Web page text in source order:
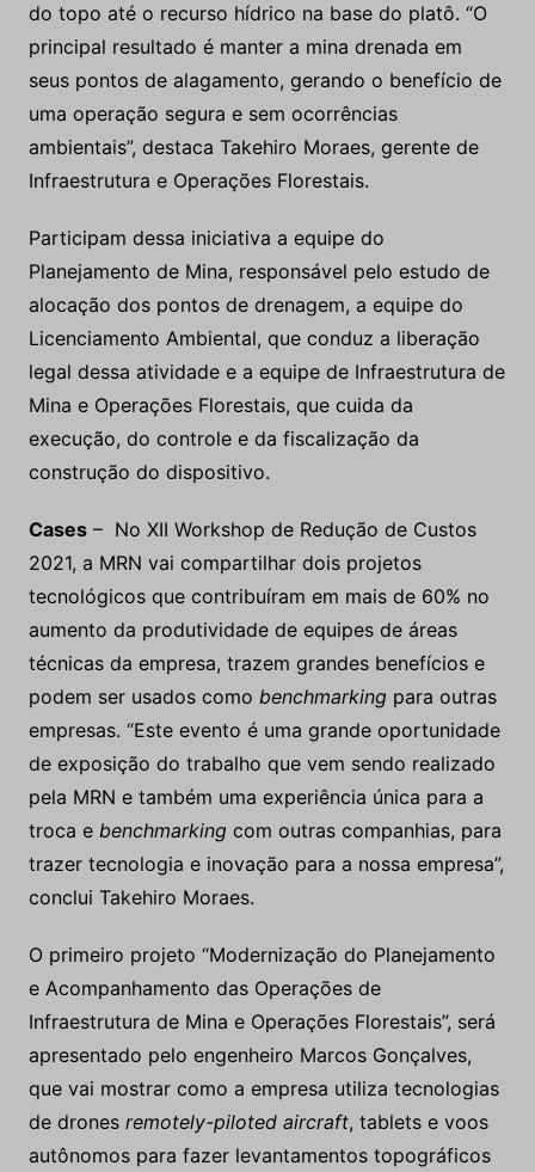
do topo até o recurso hídrico na base do platô. “O
principal resultado é manter a mina drenada em
seus pontos de alagamento, gerando o benefício de
uma operação segura e sem ocorrências
ambientais”, destaca Takehiro Moraes, gerente de
Infraestrutura e Operações Florestais.
Participam dessa iniciativa a equipe do
Planejamento de Mina, responsável pelo estudo de
alocação dos pontos de drenagem, a equipe do
Licenciamento Ambiental, que conduz a liberação
legal dessa atividade e a equipe de Infraestrutura de
Mina e Operações Florestais, que cuida da
execução, do controle e da fiscalização da
construção do dispositivo.
Cases– No XII Workshop de Redução de Custos
2021, a MRN vai compartilhar dois projetos
tecnológicos que contribuíram em mais de 60% no
aumento da produtividade de equipes de áreas
técnicas da empresa, trazem grandes benefícios e
podem ser usados como benchmarking para outras
empresas. “Este evento é uma grande oportunidade
de exposição do trabalho que vem sendo realizado
pela MRN e também uma experiência única para a
troca ebenchmarking com outras companhias, para
trazer tecnologia e inovação para a nossa empresa”,
conclui Takehiro Moraes.
O primeiro projeto “Modernização do Planejamento
e Acompanhamento das Operações de
Infraestrutura de Mina e Operações Florestais”, será
apresentado pelo engenheiro Marcos Gonçalves,
que vai mostrar como a empresa utiliza tecnologias
de drones remotely-piloted aircraft, tablets e voos
autônomos para fazer levantamentos topográficos